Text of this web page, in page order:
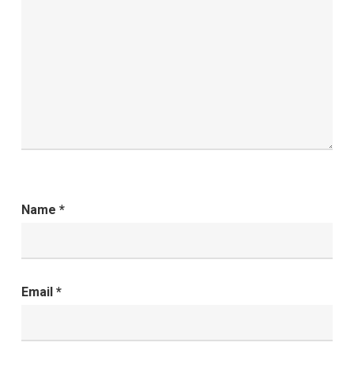
Name *
Email *